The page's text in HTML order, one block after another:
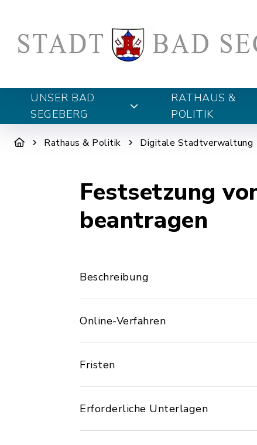
UNSER BAD
SEGEBERG
RATHAUS &
POLITIK
Rathaus & Politik Digitale Stadtverwaltung
Festsetzung
beantragen
Beschreibung
Online-Verfahren
Fristen
Erforderliche Unterlagen